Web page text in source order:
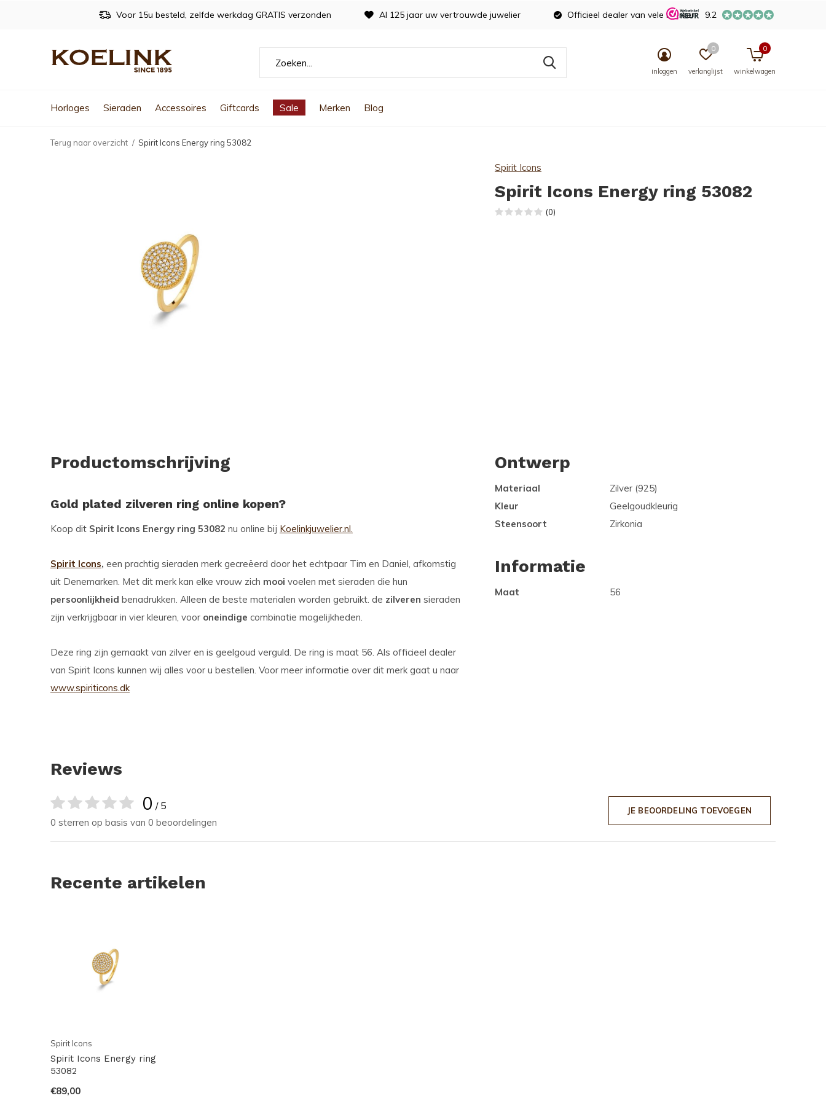
Horloges Sieraden Accessoires Giftcards Sale Merken Blog
inloggen verlanglijst
0
winkelwagen
0
Voor 15u besteld, zelfde werkdag GRATIS verzonden Al 125 jaar uw vertrouwde juwelier Officieel dealer van vele merken 9.2
Terug naar overzicht Spirit Icons Energy ring 53082
Spirit Icons
Spirit Icons Energy ring 53082
(0)
Productomschrijving
Gold plated zilveren ring online kopen?
Koop dit Spirit Icons Energy ring 53082 nu online bij Koelinkjuwelier.nl.
Spirit Icons, een prachtig sieraden merk gecreëerd door het echtpaar Tim en Daniel, afkomstig
uit Denemarken. Met dit merk kan elke vrouw zich mooi voelen met sieraden die hun
persoonlijkheid benadrukken. Alleen de beste materialen worden gebruikt. de zilveren sieraden
zijn verkrijgbaar in vier kleuren, voor oneindige combinatie mogelijkheden.
Deze ring zijn gemaakt van zilver en is geelgoud verguld. De ring is maat 56. Als officieel dealer
van Spirit Icons kunnen wij alles voor u bestellen. Voor meer informatie over dit merk gaat u naar
www.spiriticons.dk
Ontwerp
Materiaal
Zilver (925)
Kleur
Geelgoudkleurig
Steensoort
Zirkonia
Informatie
Maat 56
Reviews
0 / 5
0 sterren op basis van 0 beoordelingen
JE BEOORDELING TOEVOEGEN
Recente artikelen
Spirit Icons
Spirit Icons Energy ring
53082
€89,00